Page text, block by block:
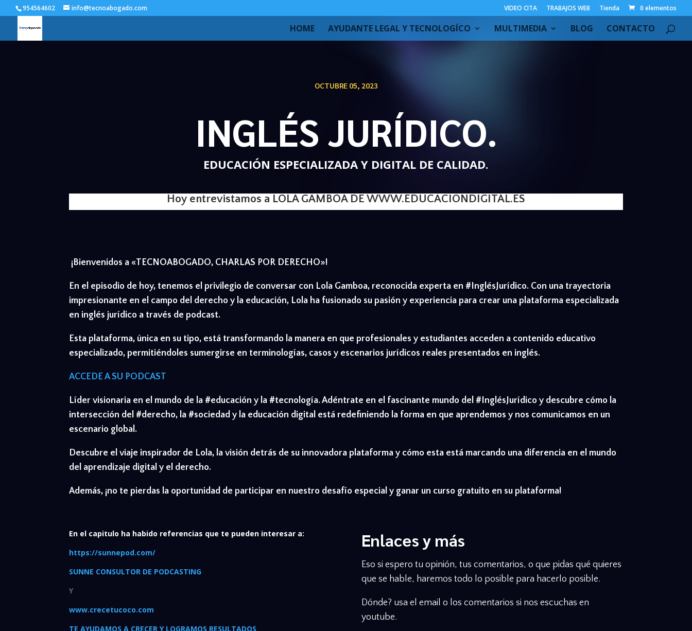
954564602 info@tecnoabogado.com VIDEO CITA TRABAJOS WEB Tienda 0 elementos
HOME AYUDANTE LEGAL Y TECNOLOGÍCO MULTIMEDIA BLOG CONTACTO
OCTUBRE 05, 2023
INGLÉS JURÍDICO.
EDUCACIÓN ESPECIALIZADA Y DIGITAL DE CALIDAD.
Hoy entrevistamos a LOLA GAMBOA DE WWW.EDUCACIONDIGITAL.ES
¡Bienvenidos a «TECNOABOGADO, CHARLAS POR DERECHO»!
En el episodio de hoy, tenemos el privilegio de conversar con Lola Gamboa, reconocida experta en #InglésJurídico. Con una trayectoria
impresionante en el campo del derecho y la educación, Lola ha fusionado su pasión y experiencia para crear una plataforma especializada
en inglés jurídico a través de podcast.
Esta plataforma, única en su tipo, está transformando la manera en que profesionales y estudiantes acceden a contenido educativo
especializado, permitiéndoles sumergirse en terminologías, casos y escenarios jurídicos reales presentados en inglés.
ACCEDE A SU PODCAST
Líder visionaria en el mundo de la #educación y la #tecnología. Adéntrate en el fascinante mundo del #InglésJurídico y descubre cómo la
intersección del #derecho, la #sociedad y la educación digital está redefiniendo la forma en que aprendemos y nos comunicamos en un
escenario global.
Descubre el viaje inspirador de Lola, la visión detrás de su innovadora plataforma y cómo esta está marcando una diferencia en el mundo
del aprendizaje digital y el derecho.
Además, ¡no te pierdas la oportunidad de participar en nuestro desafío especial y ganar un curso gratuito en su plataforma!
En el capitulo ha habido referencias que te pueden interesar a:
https://sunnepod.com/
SUNNE CONSULTOR DE PODCASTING
Y
www.crecetucoco.com
TE AYUDAMOS A CRECER Y LOGRAMOS RESULTADOS
Enlaces y más
Eso si espero tu opinión, tus comentarios, o que pidas qué quieres
que se hable, haremos todo lo posible para hacerlo posible.
Dónde? usa el email o los comentarios si nos escuchas en
youtube.